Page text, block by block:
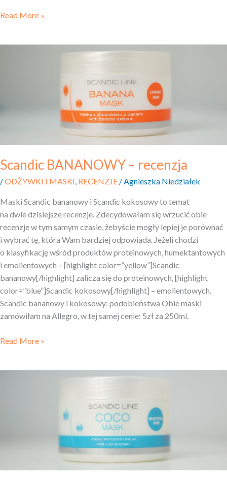
Read More »
Scandic BANANOWY – recenzja
/ODŻYWKI I MASKI, RECENZJE /Agnieszka Niedziałek
Maski Scandic bananowy i Scandic kokosowy to temat
na dwie dzisiejsze recenzje. Zdecydowałam się wrzucić obie
recenzje w tym samym czasie, żebyście mogły lepiej je porównać
i wybrać tę, która Wam bardziej odpowiada. Jeżeli chodzi
o klasyfikację wśród produktów proteinowych, humektantowych
i emolientowych – [highlight color=”yellow”]Scandic
bananowy[/highlight] zalicza się do proteinowych, [highlight
color=”blue”]Scandic kokosowy[/highlight] – emolientowych.
Scandic bananowy i kokosowy: podobieństwa Obie maski
zamówiłam na Allegro, w tej samej cenie: 5zł za 250ml.
Read More »